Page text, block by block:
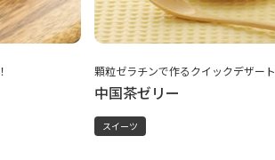
顆粒ゼラチンで作るクイックデザート
中国茶ゼリー
スイーツ